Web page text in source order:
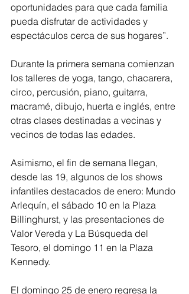
oportunidades para que cada familia
pueda disfrutar de actividades y
espectáculos cerca de sus hogares”.
Durante la primera semana comienzan
los talleres de yoga, tango, chacarera,
circo, percusión, piano, guitarra,
macramé, dibujo, huerta e inglés, entre
otras clases destinadas a vecinas y
vecinos de todas las edades.
Asimismo, el fin de semana llegan,
desde las 19, algunos de los shows
infantiles destacados de enero: Mundo
Arlequín, el sábado 10 en la Plaza
Billinghurst, y las presentaciones de
Valor Vereda y La Búsqueda del
Tesoro, el domingo 11 en la Plaza
Kennedy.
El domingo 25 de enero regresa la